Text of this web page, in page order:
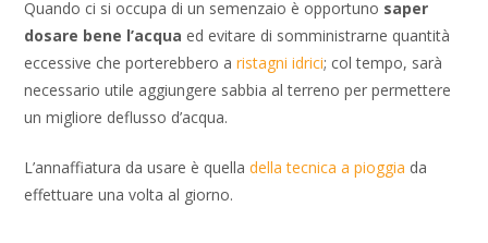
Quando ci si occupa di un semenzaio è opportuno saper
dosare bene l’acqua ed evitare di somministrarne quantità
eccessive che porterebbero aristagni idrici; col tempo, sarà
necessario utile aggiungere sabbia al terreno per permettere
un migliore deflusso d’acqua.
L’annaffiatura da usare è quelladella tecnica a pioggia da
effettuare una volta al giorno.